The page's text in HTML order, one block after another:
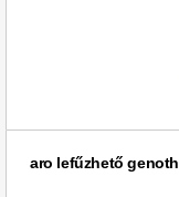
aro lefűzhető